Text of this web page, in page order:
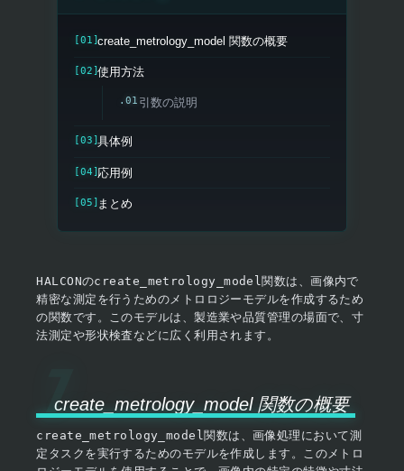
create_metrology_model 関数の概要
使用方法
引数の説明
具体例
応用例
まとめ
HALCONのcreate_metrology_model 関数は、画像内で
精密な測定を行うためのメトロロジーモデルを作成するため
の関数です。このモデルは、製造業や品質管理の場面で、寸
法測定や形状検査などに広く利用されます。
create_metrology_model 関数の概要
create_metrology_model関数は、画像処理において測
定タスクを実行するためのモデルを作成します。このメトロ